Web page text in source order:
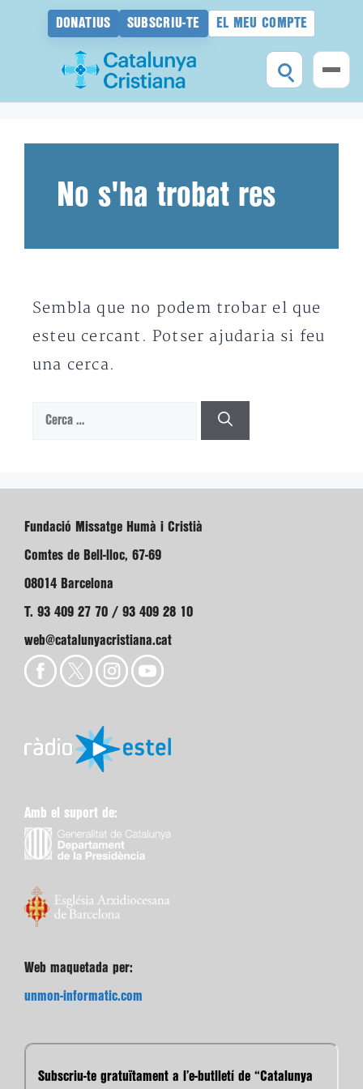
DONATIUS SUBSCRIU-TE EL MEU COMPTE
No s'ha trobat res
Sembla que no podem trobar el que
esteu cercant. Potser ajudaria si feu
una cerca.
Cerca:
Fundació Missatge Humà i Cristià
Comtes de Bell-lloc, 67-69
08014 Barcelona
T. 93 409 27 70 / 93 409 28 10
web@catalunyacristiana.cat
Amb el suport de:
Web maquetada per:
unmon-informatic.com
Subscriu-te gratuïtament a l’e-butlletí de “Catalunya